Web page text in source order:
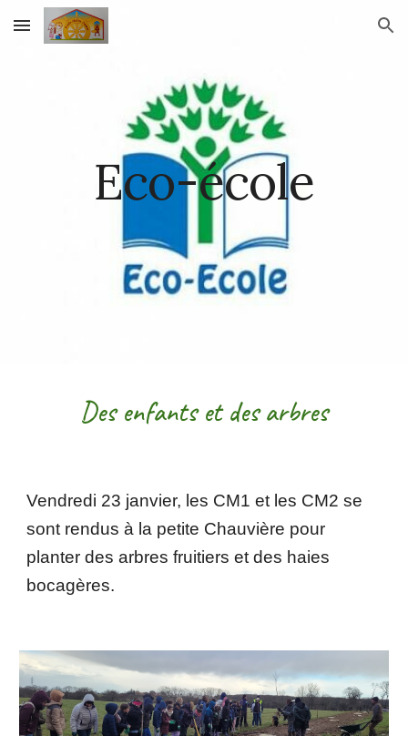
Skip to main content Skip to navigation
Eco-école
Des enfants et des arbres
Vendredi 23 janvier, les CM1 et les CM2 se
sont rendus à la petite Chauvière pour
planter des arbres fruitiers et des haies
bocagères.